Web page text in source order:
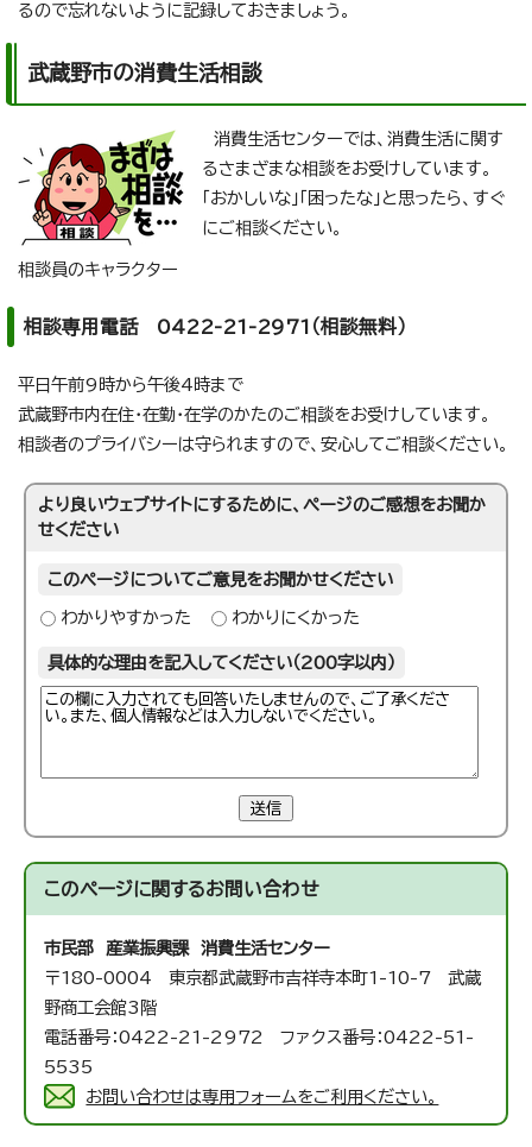
るので忘れないように記録しておきましょう。
武蔵野市の消費生活相談
相談員のキャラクター
消費生活センターでは、消費生活に関す
るさまざまな相談をお受けしています。
「おかしいな」「困ったな」と思ったら、すぐ
にご相談ください。
相談専用電話 0422-21-2971（相談無料）
平日午前9時から午後4時まで
武蔵野市内在住・在勤・在学のかたのご相談をお受けしています。
相談者のプライバシーは守られますので、安心してご相談ください。
より良いウェブサイトにするために、ページのご感想をお聞か
せください
このページについてご意見をお聞かせください
わかりやすかった わかりにくかった
具体的な理由を記入してください（200字以内）
送信
このページに関するお問い合わせ
市民部 産業振興課 消費生活センター
〒180-0004 東京都武蔵野市吉祥寺本町1-10-7 武蔵
野商工会館3階
電話番号：0422-21-2972 ファクス番号：0422-51-
5535
お問い合わせは専用フォームをご利用ください。